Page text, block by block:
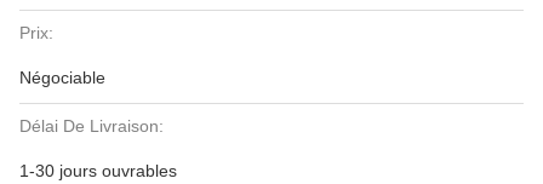
Prix:
Négociable
Délai De Livraison:
1-30 jours ouvrables